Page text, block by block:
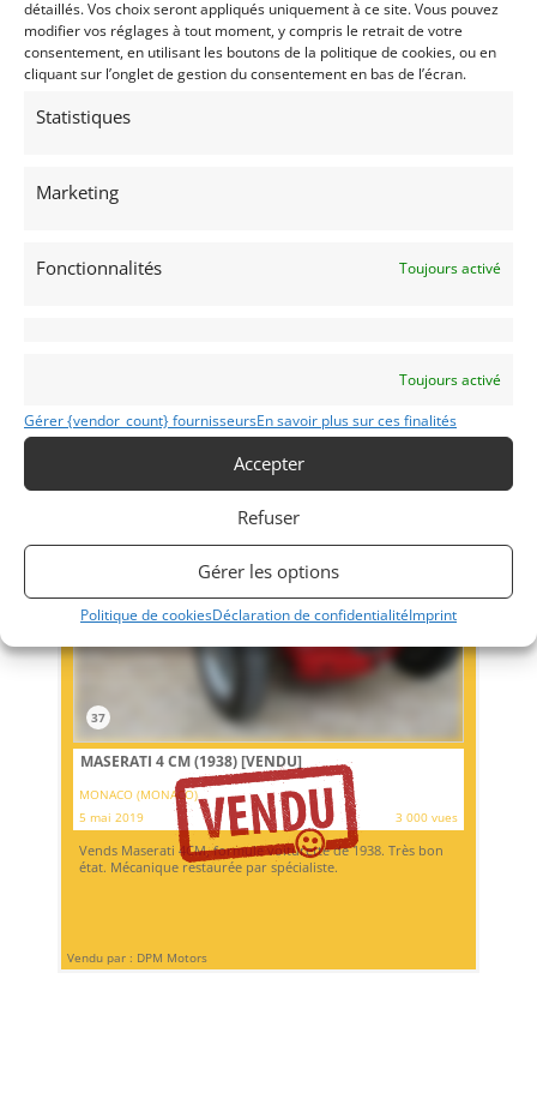
détaillés. Vos choix seront appliqués uniquement à ce site. Vous pouvez
modifier vos réglages à tout moment, y compris le retrait de votre
consentement, en utilisant les boutons de la politique de cookies, ou en
cliquant sur l’onglet de gestion du consentement en bas de l’écran.
Statistiques
Marketing
Fonctionnalités Toujours activé
Toujours activé
Gérer {vendor_count} fournisseursEn savoir plus sur ces finalités
Accepter
Refuser
Gérer les options
Politique de cookiesDéclaration de confidentialitéImprint
18 mars 2020
16 756 vues
37
MASERATI 4 CM (1938)[VENDU]
MONACO (MONACO)
5 mai 2019
3 000 vues
Vends Maserati 4CM, formule voiturette de 1938. Très bon
état. Mécanique restaurée par spécialiste.
Vendu par : DPM Motors